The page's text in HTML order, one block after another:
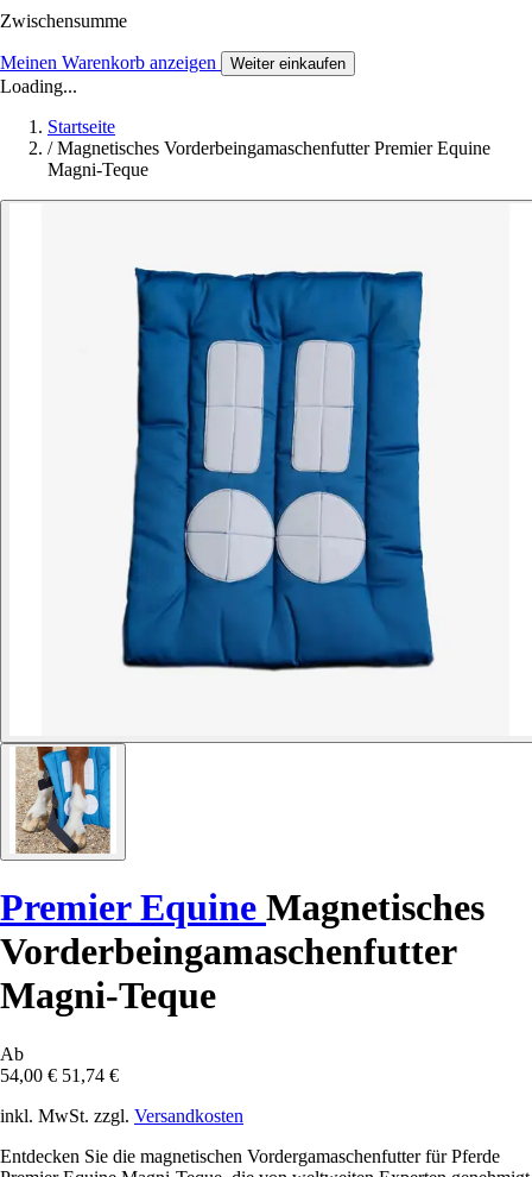
Zwischensumme
Meinen Warenkorb anzeigen Weiter einkaufen
Loading...
Startseite
/ Magnetisches Vorderbeingamaschenfutter Premier Equine
Magni-Teque
Premier Equine Magnetisches
Vorderbeingamaschenfutter
Magni-Teque
Ab
54,00 € 51,74 €
inkl. MwSt. zzgl. Versandkosten
Entdecken Sie die magnetischen Vordergamaschenfutter für Pferde